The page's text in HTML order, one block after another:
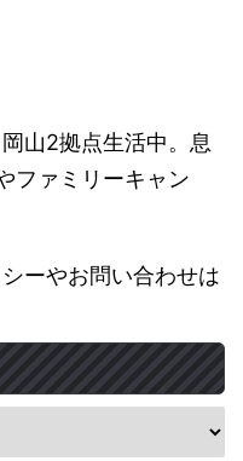
山2拠点生活中。息
ファミリーキャン
ーやお問い合わせは